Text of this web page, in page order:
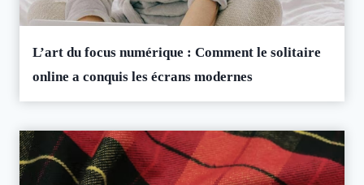
L’art du focus numérique : Comment le solitaire
online a conquis les écrans modernes